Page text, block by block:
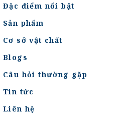
Đặc điểm nổi bật
Sản phẩm
Cơ sở vật chất
Blogs
Câu hỏi thường gặp
Tin tức
Liên hệ